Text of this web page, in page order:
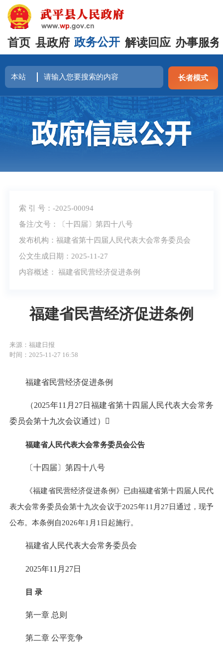
首页 县政府 政务公开 解读回应 办事服务
长者模式
索 引 号：-2025-00094
备注/文号：〔十四届〕第四十八号
发布机构：福建省第十四届人民代表大会常务委员会
公文生成日期：2025-11-27
内容概述： 福建省民营经济促进条例
福建省民营经济促进条例
来源：福建日报
时间：2025-11-27 16:58
福建省民营经济促进条例
（2025年11月27日福建省第十四届人民代表大会常务
委员会第十九次会议通过）
福建省人民代表大会常务委员会公告
〔十四届〕第四十八号
《福建省民营经济促进条例》已由福建省第十四届人民代
表大会常务委员会第十九次会议于2025年11月27日通过，现予
公布。本条例自2026年1月1日起施行。
福建省人民代表大会常务委员会
2025年11月27日
目 录
第一章 总则
第二章 公平竞争